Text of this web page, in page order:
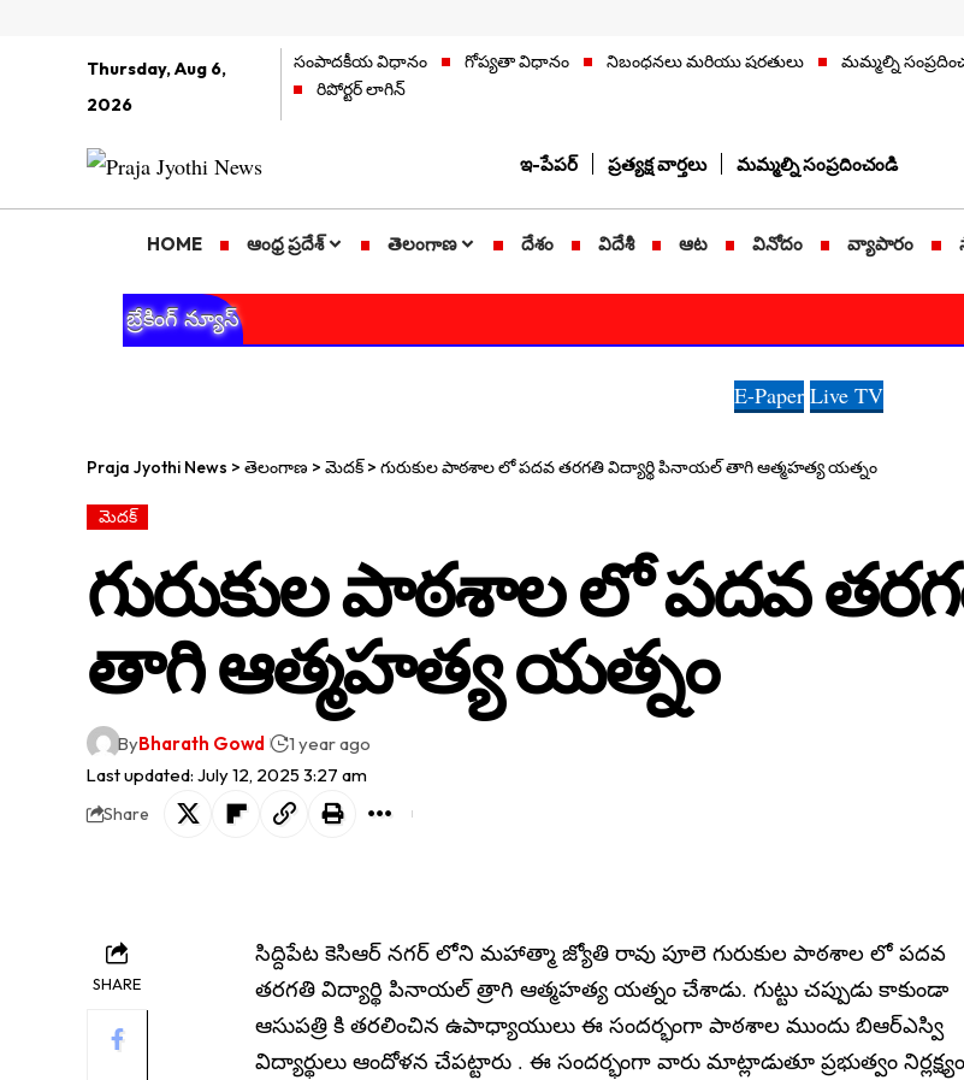
Thursday, Aug 6,
2026
సంపాదకీయ విధానం గోప్యతా విధానం నిబంధనలు మరియు షరతులు
మమ్మల్ని
రిపోర్టర్ లాగిన్
ఇ-పేపర్ ప్రత్యక్ష వార్తలు మమ్మల్ని సంప్రదించండి
HOME ఆంధ్ర ప్రదేశ్ తెలంగాణ దేశం విదేశీ ఆట వినోదం వ్యాపారం
బ్రేకింగ్ న్యూస్
E-Paper Live TV
Praja Jyothi News > తెలంగాణ > మెదక్> గురుకుల పాఠశాల లో పదవ తరగతి విద్యార్థి పినాయల్ తాగి ఆత్మహత్య యత్నం
మెదక్
గురుకుల పాఠశాల లో పదవ
తాగి ఆత్మహత్య యత్నం
Last updated: July 12, 2025 3:27 am
ByBharath Gowd 1 year ago
Share
SHARE
సిద్దిపేట కెసిఆర్ నగర్ లోని మహాత్మా జ్యోతి రావు పూలె గురుకుల పాఠశాల లో పదవ
తరగతి విద్యార్థి పినాయల్ త్రాగి ఆత్మహత్య యత్నం చేశాడు. గుట్టు చప్పుడు కాకుండా
ఆసుపత్రి కి తరలించిన ఉపాధ్యాయులు ఈ సందర్భంగా పాఠశాల ముందు బిఆర్ఎస్వి
విద్యార్థులు ఆందోళన చేపట్టారు . ఈ సందర్భంగా వారు మాట్లాడుతూ ప్రభుత్వం